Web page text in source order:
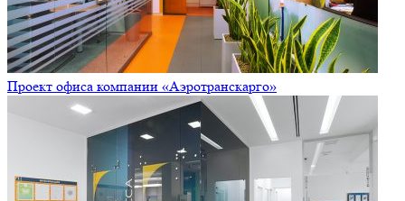
Проект офиса компании «Аэротранскарго»